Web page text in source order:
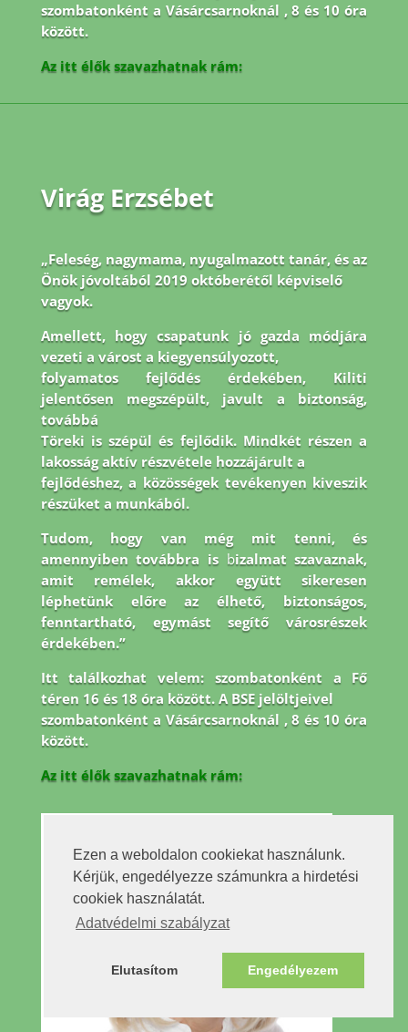
Ezen a weboldalon cookiekat használunk.
Kérjük, engedélyezze számunkra a hirdetési
cookiek használatát.
Adatvédelmi szabályzat
Elutasítom Engedélyezem
szombatonként a Vásárcsarnoknál , 8 és 10 óra
között.
Az itt élők szavazhatnak rám:
Virág Erzsébet
„Feleség, nagymama, nyugalmazott tanár, és az
Önök jóvoltából 2019 októberétől képviselő
vagyok.
Amellett, hogy csapatunk jó gazda módjára
vezeti a várost a kiegyensúlyozott,
folyamatos fejlődés érdekében, Kiliti
jelentősen megszépült, javult a biztonság,
továbbá
Töreki is szépül és fejlődik. Mindkét részen a
lakosság aktív részvétele hozzájárult a
fejlődéshez, a közösségek tevékenyen kiveszik
részüket a munkából.
Tudom, hogy van még mit tenni, és
amennyiben továbbra is bizalmat szavaznak,
amit remélek, akkor együttsikeresen
léphetünk előre az élhető, biztonságos,
fenntartható, egymást segítő városrészek
érdekében.”
Itt találkozhat velem: szombatonként a Fő
téren 16 és 18 óra között. A BSE jelöltjeivel
szombatonként a Vásárcsarnoknál , 8 és 10 óra
között.
Az itt élők szavazhatnak rám: